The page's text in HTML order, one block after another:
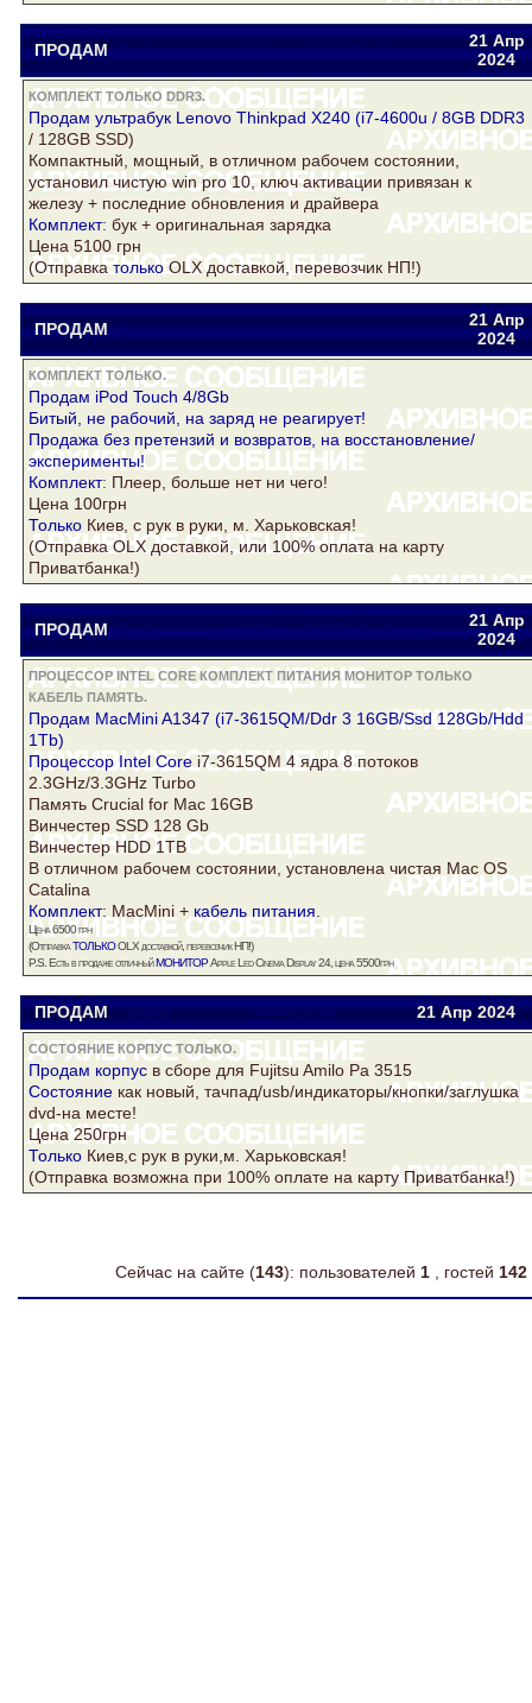
ПРОДАМ Drake yuriytimoschuk@gmail.com
21 Апр
2024
КОМПЛЕКТ ТОЛЬКО DDR3.
Продам ультрабук Lenovo Thinkpad X240 (i7-4600u / 8GB DDR3
/ 128GB SSD)
Компактный, мощный, в отличном рабочем состоянии,
установил чистую win pro 10, ключ активации привязан к
железу + последние обновления и драйвера
Комплект: бук + оригинальная зарядка
Цена 5100 грн
(ОтправкатолькоOLX доставкой, перевозчик НП!)
ПРОДАМ Drake yuriytimoschuk@gmail.com
21 Апр
2024
КОМПЛЕКТ ТОЛЬКО.
Продам iPod Touch 4/8Gb
Битый, не рабочий, на заряд не реагирует!
Продажа без претензий и возвратов, на восстановление/
эксперименты!
Комплект: Плеер, больше нет ни чего!
Цена 100грн
Только Киев, с рук в руки, м. Харьковская!
(Отправка OLX доставкой, или 100% оплата на карту
Приватбанка!)
ПРОДАМ Drake yuriytimoschuk@gmail.com
21 Апр
2024
ПРОЦЕССОР INTEL CORE КОМПЛЕКТ ПИТАНИЯ МОНИТОР ТОЛЬКО
КАБЕЛЬ ПАМЯТЬ.
Продам MacMini A1347 (i7-3615QM/Ddr 3 16GB/Ssd 128Gb/Hdd
1Tb)
Процессор Intel Core i7-3615QM 4 ядра 8 потоков
2.3GHz/3.3GHz Turbo
Память Crucial for Mac 16GB
Винчестер SSD 128 Gb
Винчестер HDD 1TB
В отличном рабочем состоянии, установлена чистая Mac OS
Catalina
Комплект: MacMini + кабель питания
Цена 6500 грн
(ОтправкатолькоOLX доставкой, перевозчик НП!)
P.S. Есть в продаже отличныймониторApple Led Cinema Display 24, цена 5500грн
ПРОДАМ Drake drake@i.ua 21 Апр2024
СОСТОЯНИЕ КОРПУС ТОЛЬКО.
Продам корпус в сборе для Fujitsu Amilo Pa 3515
Состояние как новый, тачпад/usb/индикаторы/кнопки/заглушка
dvd-на месте!
Цена 250грн
Только Киев,с рук в руки,м. Харьковская!
(Отправка возможна при 100% оплате на карту Приватбанка!)
Сейчас на сайте (143): пользователей 1 , гостей 142